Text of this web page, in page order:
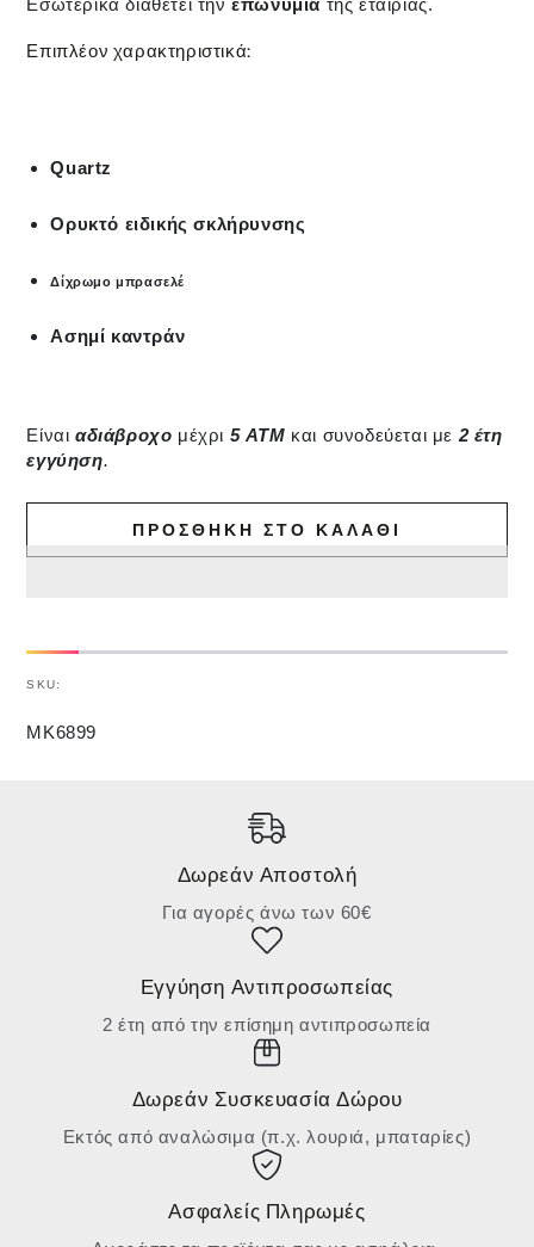
Επιπλέον χαρακτηριστικά:
Quartz
Ορυκτό ειδικής σκλήρυνσης
Δίχρωμο μπρασελέ
Ασημί καντράν
Είναι αδιάβροχο μέχρι 5 ΑΤΜ και συνοδεύεται με 2 έτη
εγγύηση.
ΠΡΟΣΘΉΚΗ ΣΤΟ ΚΑΛΆΘΙ
SKU:
MK6899
Δωρεάν Αποστολή
Για αγορές άνω των 60€
Εγγύηση Αντιπροσωπείας
2 έτη από την επίσημη αντιπροσωπεία
Δωρεάν Συσκευασία Δώρου
Εκτός από αναλώσιμα (π.χ. λουριά, μπαταρίες)
Ασφαλείς Πληρωμές